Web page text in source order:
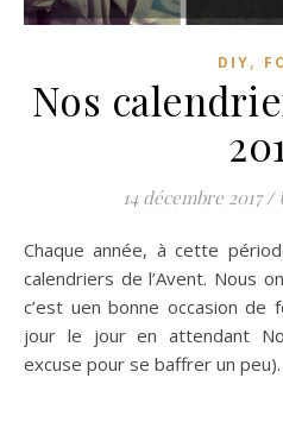
DIY,
Nos
14 décembre 2017 /
Chaque année, à cette période,c ‘est le grand rush des
calendriers de l’Avent. Nous
c’est uen bonne occasion
jour le jour en attendant
excuse pour se baffrer un peu).